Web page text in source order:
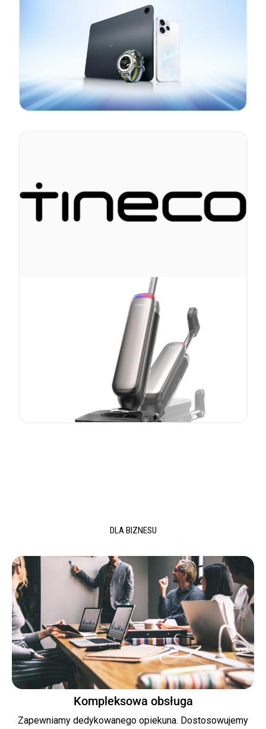
DLA BIZNESU
Kompleksowa obsługa
Zapewniamy dedykowanego opiekuna. Dostosowujemy